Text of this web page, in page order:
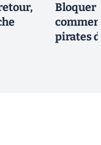
Bloquer
pirates